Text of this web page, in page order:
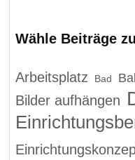
Wähle Beiträge
Arbeitsplatz Bad
Bilder aufhängen